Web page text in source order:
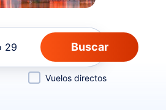
29
Vuelos directos